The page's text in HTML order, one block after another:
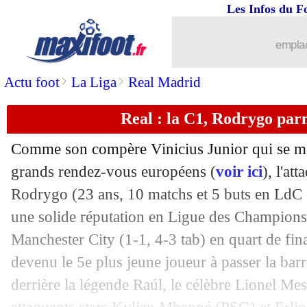
Actu foot> La Liga> Real Madrid
Les Infos du
Real : la C1, Rodrygo
Comme son compère Vinicius Junior qui se
grands rendez-vous européens (voir ici),
Rodrygo (23 ans, 10 matchs et 5 buts en
une solide réputation en Ligue des
Manchester City (1-1, 4-3 tab) en quart de
devenu le 5e plus jeune joueur à passer la
derrière la légende Raúl, le célèbre Lionel
Barça: réunion décisive pour Xavi
18/04 Real
18/04 Bayern: la fierté de Tuchel
18/04 : le Barça, Mbappé a provoqué
18/04 Man City: Haaland a demandé à
18/04 Barça: Dembélé, le PSG a dénoncé
18/04 Monaco: fin de saison pour Golovin !
18/04 PSG: Dortmund, l'avertissement de